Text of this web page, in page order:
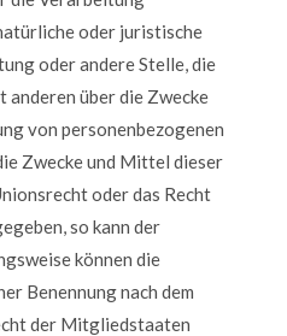
oder juristische
oder andere Stelle, die
anderen über die Zwecke
von personenbezogenen
Zwecke und Mittel dieser
oder das Recht
so kann der
können die
Benennung nach dem
der Mitgliedstaaten